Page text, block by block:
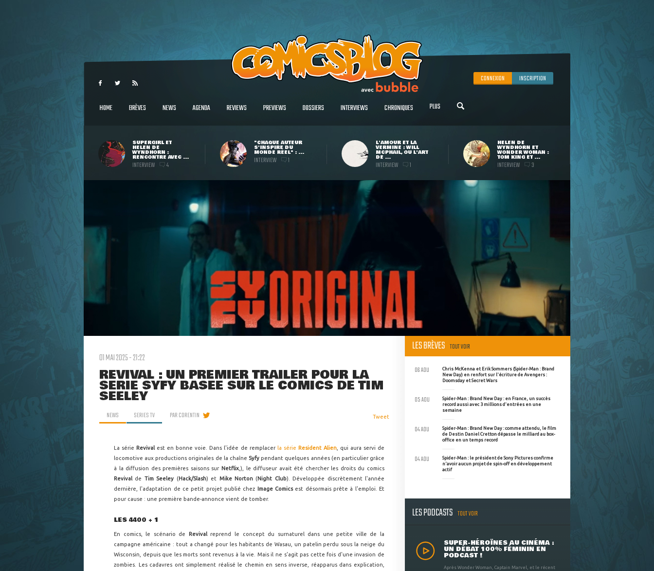
CONNEXION INSCRIPTION
HOME BRÈVES NEWS AGENDA REVIEWS PREVIEWS DOSSIERS INTERVIEWS CHRONIQUES PLUS
SUPERGIRL ET
HELEN DE
WYNDHORN :
RENCONTRE AVEC ...
INTERVIEW 4
"CHAQUE AUTEUR
S'INSPIRE DU
MONDE RÉEL" : ...
INTERVIEW 1
L'AMOUR ET LA
VERMINE : WILL
MCPHAIL, OU L'ART
DE ...
INTERVIEW 1
HELEN DE
WYNDHORN ET
WONDER WOMAN :
TOM KING ET ...
INTERVIEW 3
01 MAI 2025 - 21:22
REVIVAL : UN PREMIER TRAILER POUR LA
SÉRIE SYFY BASÉE SUR LE COMICS DE TIM
SEELEY
NEWS SERIES TV PARCORENTIN Tweet
La série Revival est en bonne voie. Dans l'idée de remplacer la série Resident Alien, qui aura servi de
locomotive aux productions originales de la chaîne Syfy pendant quelques années (en particulier grâce
à la diffusion des premières saisons sur Netflix,), le diffuseur avait été chercher les droits du comics
Revival de Tim Seeley (Hack/Slash) et Mike Norton(Night Club). Développée discrètement l'année
dernière, l'adaptation de ce petit projet publié chez Image Comicsest désormais prête à l'emploi. Et
pour cause : une première bande-annonce vient de tomber.
LES 4400 + 1
En comics, le scénario de Revivalreprend le concept du surnaturel dans une petite ville de la
campagne américaine : tout a changé pour les habitants de Wasau, un patelin perdu sous la neige du
Wisconsin, depuis que les morts sont revenus à la vie. Mais il ne s'agit pas cette fois d'une invasion de
zombies. Les cadavres ont simplement réalisé le chemin en sens inverse, réapparus dans explication,
LES BRÈVES TOUT VOIR
Chris McKenna et Erik Sommers (Spider-Man : Brand
New Day) en renfort sur l'écriture de Avengers :
Doomsday et Secret Wars
06 AOU
Spider-Man : Brand New Day : en France, un succès
record aussi avec 3 millions d'entrées en une
semaine
05 AOU
Spider-Man : Brand New Day : comme attendu, le film
de Destin Daniel Cretton dépasse le milliard au box-
office en un temps record
04 AOU
Spider-Man : le président de Sony Pictures confirme
n'avoir aucun projet de spin-off en développement
actif
04 AOU
LES PODCASTS TOUT VOIR
SUPER-HÉROÏNES AU CINÉMA :
UN DÉBAT 100% FÉMININ EN
PODCAST !
Après Wonder Woman, Captain Marvel, et le récent